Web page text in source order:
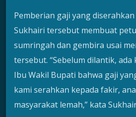
Pemberian gaji yang
Sukhairi tersebut membuat
sumringah dan gembira usai
tersebut. “Sebelum dilantik, ada
Ibu Wakil Bupati bahwa gaji
kami serahkan kepada fakir,
masyarakat lemah,” kata